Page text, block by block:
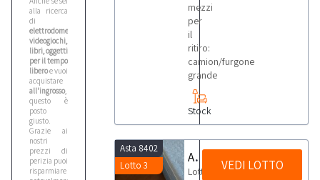
alla ricerca
di
elettrodomestici,
videogiochi,
libri, oggetti
per il tempo
liberoe vuoi
acquistare
all'ingrosso,
questo è
posto
giusto.
Grazie ai
nostri
prezzi di
perizia puoi
risparmiare
mezzi
per
il
ritiro:
camion/furgone
grande
Stock
Asta 8402
Lotto 3
Arredamento camere hotel
Lotto
VEDI LOTTO